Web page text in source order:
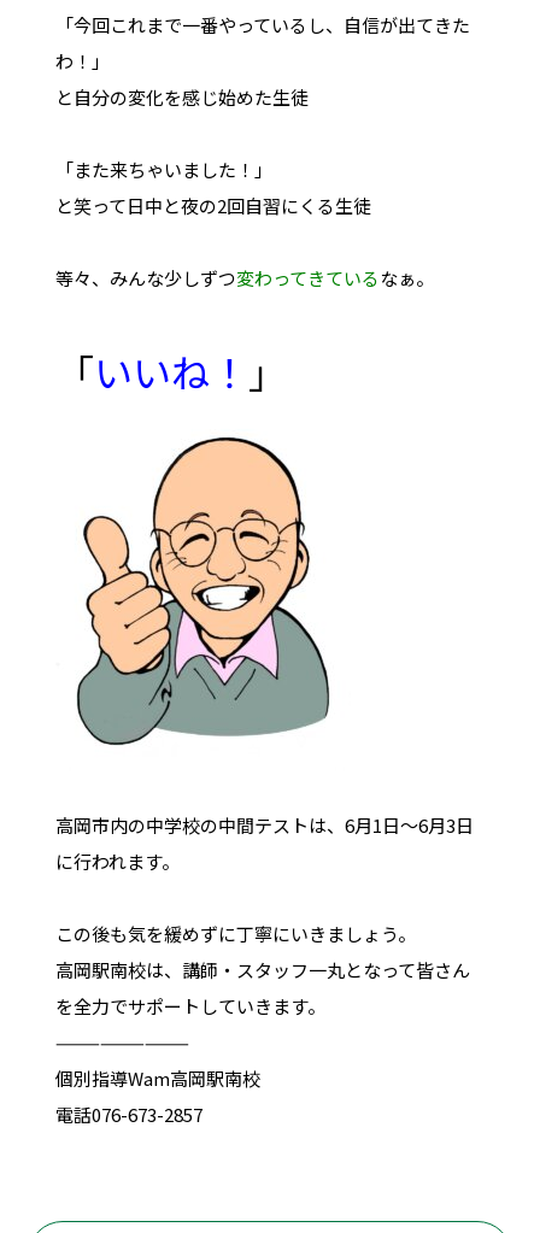
「今回これまで一番やっているし、自信が出てきた
わ！」
と自分の変化を感じ始めた生徒
「また来ちゃいました！」
と笑って日中と夜の2回自習にくる生徒
等々、みんな少しずつ変わってきているなぁ。
「いいね！ 」
高岡市内の中学校の中間テストは、6月1日～6月3日
に行われます。
この後も気を緩めずに丁寧にいきましょう。
高岡駅南校は、講師・スタッフ一丸となって皆さん
を全力でサポートしていきます。
—————————
個別指導Wam高岡駅南校
電話076-673-2857